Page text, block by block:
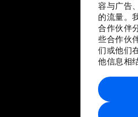
容与广告
的流量。
合作伙伴
些合作伙
们或他们
他信息相